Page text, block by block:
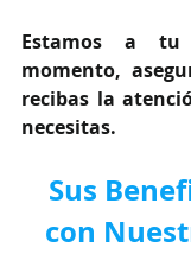
Estamos a
momento,
recibas la
necesitas.
Sus
con